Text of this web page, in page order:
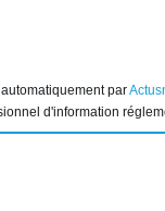
par
d'information